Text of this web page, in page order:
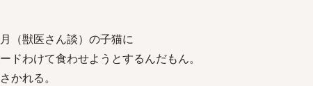
（獣医さん談）の子猫に
ドわけて食わせようとするんだもん。
かれる。